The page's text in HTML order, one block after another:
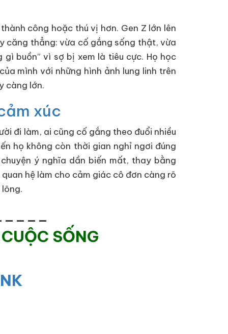
công hoặc thú vị hơn. Gen Z lớn lên
căng thẳng: vừa cố gắng sống thật, vừa
buồn” vì sợ bị xem là tiêu cực. Họ học
mình với những hình ảnh lung linh trên
càng lớn.
xúc
đi làm, ai cũng cố gắng theo đuổi nhiều
họ không còn thời gian nghỉ ngơi đúng
ý nghĩa dần biến mất, thay bằng
hệ làm cho cảm giác cô đơn càng rõ
SỐNG